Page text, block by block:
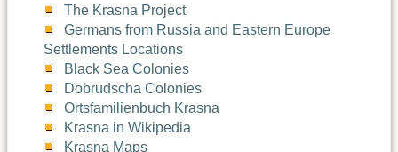
The Krasna Project
Germans from Russia and Eastern Europe
Settlements Locations
Black Sea Colonies
Dobrudscha Colonies
Ortsfamilienbuch Krasna
Krasna in Wikipedia
Krasna Maps